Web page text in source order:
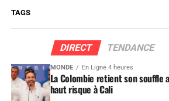
TAGS
DIRECT TENDANCE
MONDE En Ligne 4 heures
La Colombie retient son souffle
haut risque à Cali